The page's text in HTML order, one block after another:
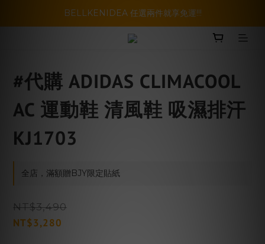
暑假活動登場!! SBG套裝超級優惠價，兩套以上再享免運哦!!
BELLKENIDEA 任選兩件就享免運!!!
暑假活動登場!! SBG套裝超級優惠價，兩套以上再享免運哦!!
#代購 ADIDAS CLIMACOOL
AC 運動鞋 清風鞋 吸濕排汗
KJ1703
全店，滿額贈BJY限定貼紙
NT$3,490
NT$3,280